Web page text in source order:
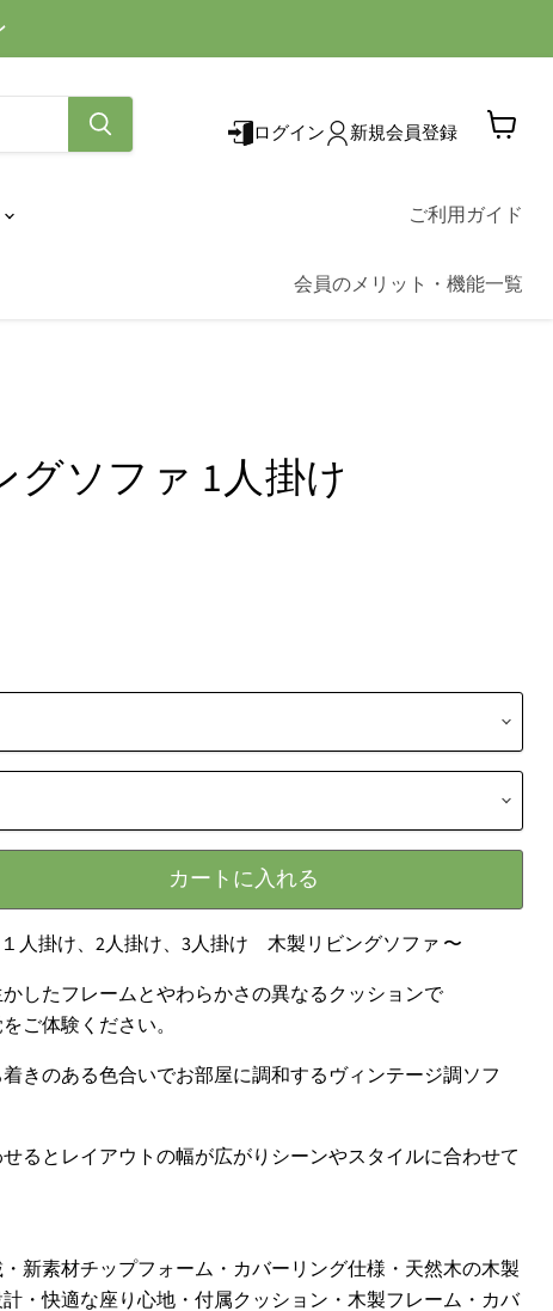
ログイン 新規会員登録
を
ご利用ガイド
会員のメリット・機能一覧
グソファ 1人掛け
カートに入れる
人掛け、2人掛け、3人掛け 木製リビングソファ 〜
したフレームとやわらかさの異なるクッションで
ご体験ください。
きのある色合いでお部屋に調和するヴィンテージ調ソフ
るとレイアウトの幅が広がりシーンやスタイルに合わせて
・新素材チップフォーム・カバーリング仕様・天然木の木製
・快適な座り心地・付属クッション・木製フレーム・カバ